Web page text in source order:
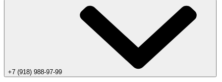
+7 (918) 988-97-99